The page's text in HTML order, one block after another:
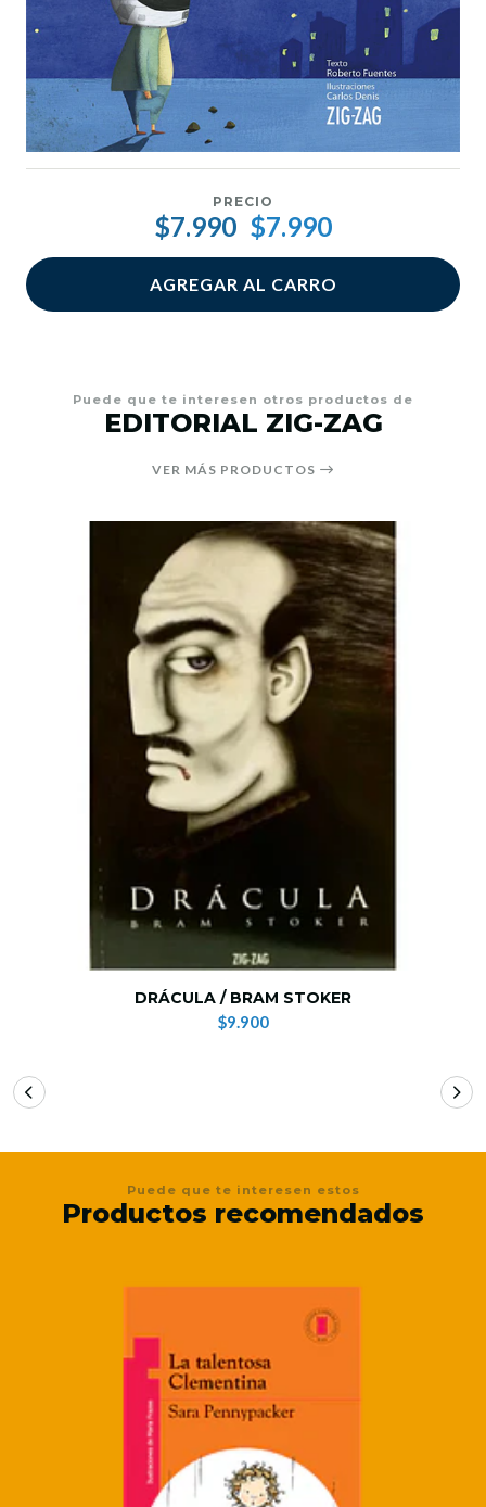
PRECIO
$7.990 $7.990
AGREGAR AL CARRO
Puede que te interesen otros productos de
EDITORIAL ZIG-ZAG
VER MÁS PRODUCTOS
DRÁCULA / BRAM STOKER
$9.900
Puede que te interesen estos
Productos recomendados